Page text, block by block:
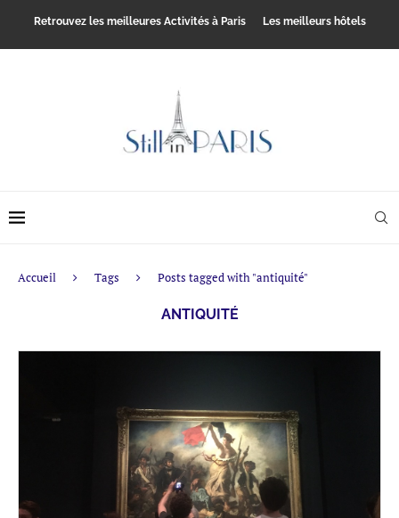
Retrouvez les meilleures Activités à Paris Les meilleurs hôtels
Accueil Tags Posts tagged with "antiquité"
ANTIQUITÉ